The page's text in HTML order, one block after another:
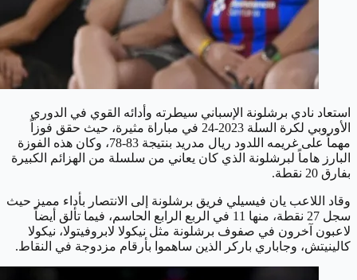
استعاد نادي برشلونة الإسباني سيطرته وأدائه القوي في الدوري
الأوروبي لكرة السلة 2023-24 في مباراة مثيرة، حيث حقق فوزاً
مهماً على غريمه اللدود ريال مدريد بنتيجة 83-78، وكان هذه الفوزة
البارز هاماً لبرشلونة الذي كان يعاني من سلسلة من الهزائم الكبيرة
بفارق 20 نقطة.
وقاد اللاعب يان فيسيلي فريق برشلونة إلى الانتصار بأداء مميز حيث
سجل 27 نقطة، منها 11 في الربع الرابع الحاسم، فيما تألق أيضاً
لاعبون آخرون في صفوف برشلونة مثل نيكولا لابروفيتولا، نيكولا
كالينيتش، وجاباري باركر الذين ساهموا بأرقام مزدوجة في النقاط.